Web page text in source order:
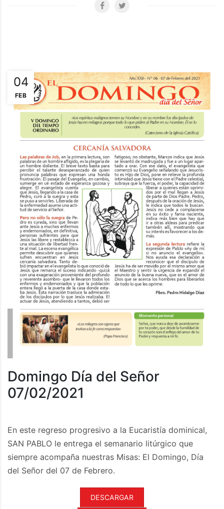
04
FEB
Domingo Día del Señor
07/02/2021
En este regreso progresivo a la Eucaristía dominical,
SAN PABLO le entrega el semanario litúrgico que
siempre acompaña nuestras Misas: El Domingo, Día
del Señor del 07 de Febrero.
DESCARGAR